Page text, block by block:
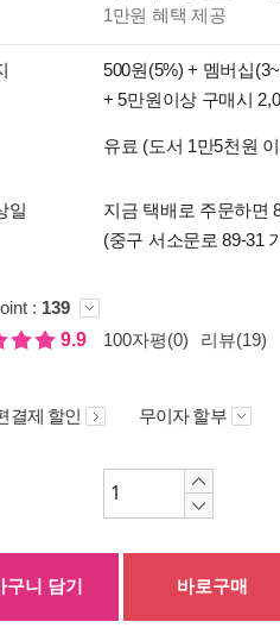
1만원 혜택 제공
500원(5%) + 멤버십
+ 5만원이상 구매시
유료 (도서 1만5천원
일
지금 택배로 주문하면
(중구 서소문로 89-31
: 139
9.9
100자평(0) 리뷰(19)
결제 할인 무이자 할부
구니 담기 바로구매